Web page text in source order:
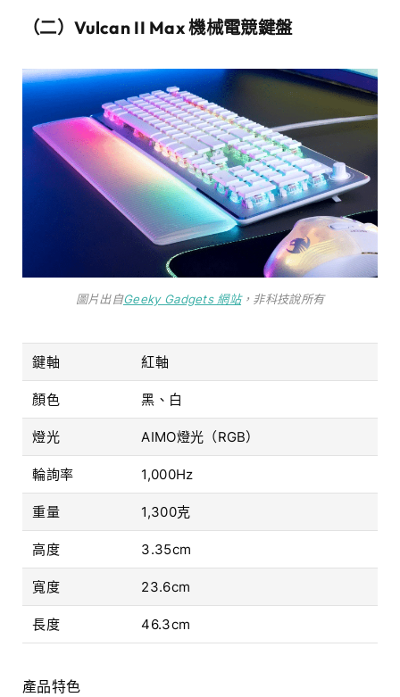
（二）Vulcan II Max 機械電競鍵盤
圖片出自Geeky Gadgets 網站，非科技說所有
鍵軸 紅軸
顏色 黑、白
燈光 AIMO燈光（RGB）
輪詢率 1,000Hz
重量 1,300克
高度 3.35cm
寬度 23.6cm
長度 46.3cm
產品特色